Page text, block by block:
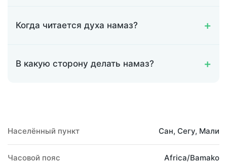
Когда читается духа намаз?
В какую сторону делать намаз?
Населённый пункт Сан, Сегу, Мали
Часовой пояс Africa/Bamako